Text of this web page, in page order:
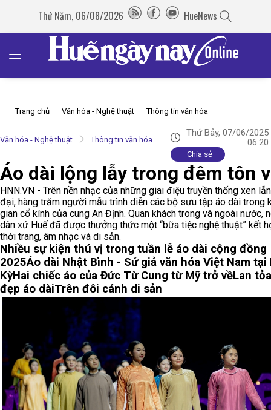
Thứ Năm, 06/08/2026 HueNews
Trang chủ Văn hóa - Nghệ thuật Thông tin văn hóa
Văn hóa - Nghệ thuật Thông tin văn hóa
Thứ Bảy, 07/06/2025
06:20
Chia sẻ
Áo dài lộng lẫy trong đêm tôn
HNN.VN - Trên nền nhạc của những giai điệu truyền thống xen
đại, hàng trăm người mẫu trình diễn các bộ sưu tập áo dài trong
gian cổ kính của cung An Định. Quan khách trong và ngoài nước,
dân xứ Huế đã được thưởng thức một “bữa tiệc nghệ thuật” kết
thời trang, âm nhạc và di sản.
Nhiều sự kiện thú vị trong tuần lễ áo dài cộng đồng
2025Áo dài Nhật Bình - Sứ giả văn hóa Việt Nam tại
KỳHai chiếc áo của Đức Từ Cung từ Mỹ trở vềLan
đẹp áo dàiTrên đôi cánh di sản